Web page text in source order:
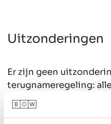
Uitzonderingen
Er zijn geen
terugname­regeling:
2025 komen in
binnen de genoemde